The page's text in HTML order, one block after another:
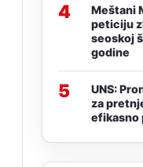
4
Meštani
peticiju
seoskoj
godine
5
UNS:
za
efikasno